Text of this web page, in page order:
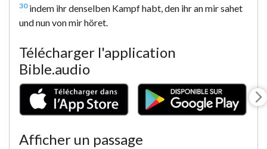
30indem ihr denselben Kampf habt, den ihr an mir sahet
und nun von mir höret.
Télécharger l'application
Bible.audio
Afficher un passage